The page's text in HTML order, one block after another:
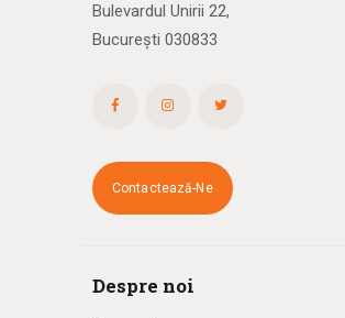
Bulevardul Unirii 22,
București 030833
Contactează-Ne
Despre noi